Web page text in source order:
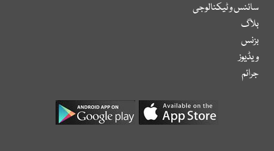
سائنس و ٹیکنالوجی
بلاگ
بزنس
ویڈیوز
جرائم